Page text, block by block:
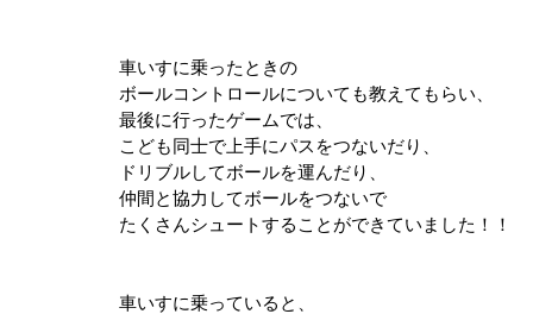
車いすに乗ったときの
ボールコントロールについても教えてもらい、
最後に行ったゲームでは、
こども同士で上手にパスをつないだり、
ドリブルしてボールを運んだり、
仲間と協力してボールをつないで
たくさんシュートすることができていました！！
車いすに乗っていると、